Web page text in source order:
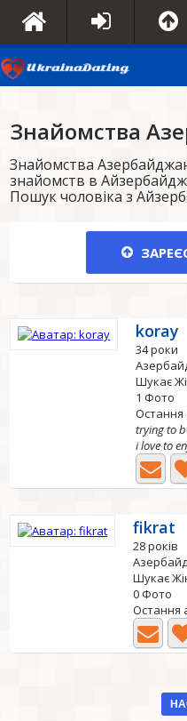
Знайомства
Знайомства
знайомств в
Пошук чоловіка з
koray
34 роки
Шукає
1 Фото
Остання
trying to
i love to
fikrat
28 років
Шукає
0 Фото
Остання